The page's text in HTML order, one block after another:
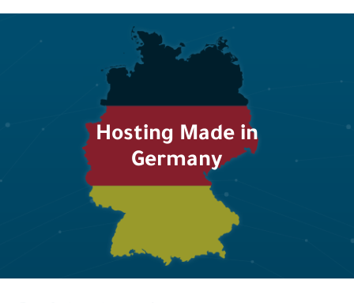
Hosting Made in
Germany